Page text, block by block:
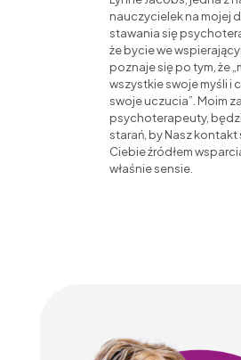
nauczycielek na mojej
stawania się
że bycie we
poznaje się po tym, że
wszystkie swoje myśli i
swoje uczucia”. Moim
psychoterapeuty,
starań, by Nasz kontakt
Ciebie źródłem
właśnie sensie.